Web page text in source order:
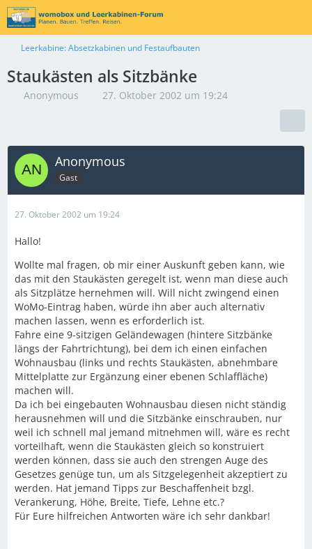
Leerkabine: Absetzkabinen und Festaufbauten
Staukästen als Sitzbänke
Anonymous 27. Oktober 2002 um 19:24
Anonymous
Gast
27. Oktober 2002 um 19:24
Hallo!
Wollte mal fragen, ob mir einer Auskunft geben kann, wie
das mit den Staukästen geregelt ist, wenn man diese auch
als Sitzplätze hernehmen will. Will nicht zwingend einen
WoMo-Eintrag haben, würde ihn aber auch alternativ
machen lassen, wenn es erforderlich ist.
Fahre eine 9-sitzigen Geländewagen (hintere Sitzbänke
längs der Fahrtrichtung), bei dem ich einen einfachen
Wohnausbau (links und rechts Staukästen, abnehmbare
Mittelplatte zur Ergänzung einer ebenen Schlaffläche)
machen will.
Da ich bei eingebauten Wohnausbau diesen nicht ständig
herausnehmen will und die Sitzbänke einschrauben, nur
weil ich schnell mal jemand mitnehmen will, wäre es recht
vorteilhaft, wenn die Staukästen gleich so konstruiert
werden können, dass sie auch den strengen Auge des
Gesetzes genüge tun, um als Sitzgelegenheit akzeptiert zu
werden. Hat jemand Tipps zur Beschaffenheit bzgl.
Verankerung, Höhe, Breite, Tiefe, Lehne etc.?
Für Eure hilfreichen Antworten wäre ich sehr dankbar!